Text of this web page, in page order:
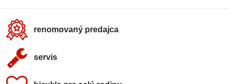
renomovaný predajca
servis